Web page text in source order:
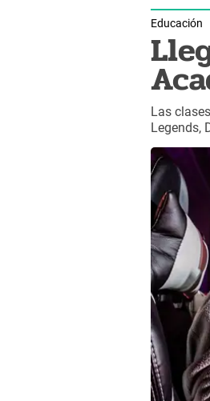
Educación
Las
Legends,